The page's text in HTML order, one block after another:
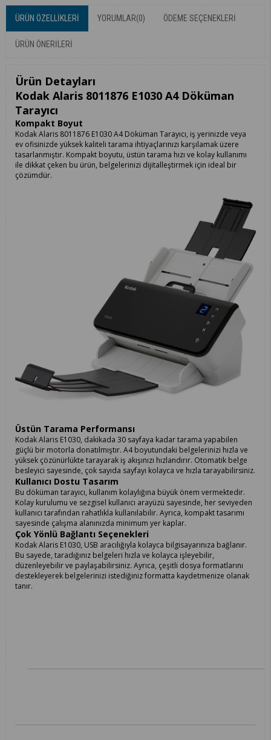
ÜRÜN ÖZELLIKLERI YORUMLAR(0) ÖDEME SEÇENEKLERI
ÜRÜN ÖNERILERI
Ürün Detayları
Kodak Alaris 8011876 E1030 A4 Döküman
Tarayıcı
Kompakt Boyut
Kodak Alaris 8011876 E1030 A4 Döküman Tarayıcı, iş yerinizde veya
ev ofisinizde yüksek kaliteli tarama ihtiyaçlarınızı karşılamak üzere
tasarlanmıştır. Kompakt boyutu, üstün tarama hızı ve kolay kullanımı
ile dikkat çeken bu ürün, belgelerinizi dijitalleştirmek için ideal bir
çözümdür.
Üstün Tarama Performansı
Kodak Alaris E1030, dakikada 30 sayfaya kadar tarama yapabilen
güçlü bir motorla donatılmıştır. A4 boyutundaki belgelerinizi hızla ve
yüksek çözünürlükte tarayarak iş akışınızı hızlandırır. Otomatik belge
besleyici sayesinde, çok sayıda sayfayı kolayca ve hızla tarayabilirsiniz.
Kullanıcı Dostu Tasarım
Bu döküman tarayıcı, kullanım kolaylığına büyük önem vermektedir.
Kolay kurulumu ve sezgisel kullanıcı arayüzü sayesinde, her seviyeden
kullanıcı tarafından rahatlıkla kullanılabilir. Ayrıca, kompakt tasarımı
sayesinde çalışma alanınızda minimum yer kaplar.
Çok Yönlü Bağlantı Seçenekleri
Kodak Alaris E1030, USB aracılığıyla kolayca bilgisayarınıza bağlanır.
Bu sayede, taradığınız belgeleri hızla ve kolayca işleyebilir,
düzenleyebilir ve paylaşabilirsiniz. Ayrıca, çeşitli dosya formatlarını
destekleyerek belgelerinizi istediğiniz formatta kaydetmenize olanak
tanır.